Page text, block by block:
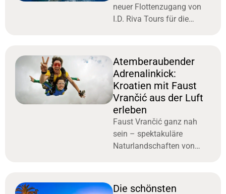
neuer Flottenzugang von
I.D. Riva Tours für die
Atemberaubender
Adrenalinkick:
Kroatien mit Faust
Vrančić aus der Luft
erleben
Faust Vrančić ganz nah
sein – spektakuläre
Naturlandschaften von
Die schönsten